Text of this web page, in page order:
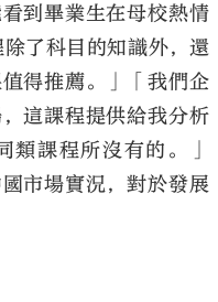
到畢業生在母校熱情
了科目的知識外，還
得推薦。」「我們企
這課程提供給我分析
課程所沒有的。」
市場實況，對於發展